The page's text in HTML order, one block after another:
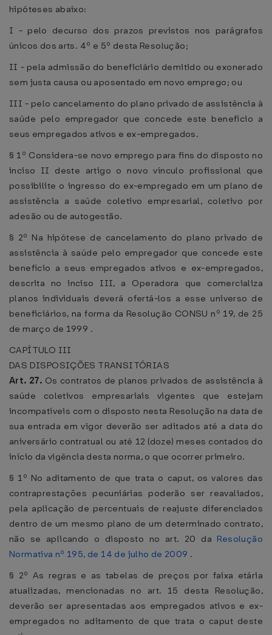
hipóteses abaixo:
I - pelo decurso dos prazos previstos nos parágrafos
únicos dos arts. 4º e 5º desta Resolução;
II - pela admissão do beneficiário demitido ou exonerado
sem justa causa ou aposentado em novo emprego; ou
III - pelo cancelamento do plano privado de assistência à
saúde pelo empregador que concede este benefício a
seus empregados ativos e ex-empregados.
§ 1º Considera-se novo emprego para fins do disposto no
inciso II deste artigo o novo vínculo profissional que
possibilite o ingresso do ex-empregado em um plano de
assistência a saúde coletivo empresarial, coletivo por
adesão ou de autogestão.
§ 2º Na hipótese de cancelamento do plano privado de
assistência à saúde pelo empregador que concede este
benefício a seus empregados ativos e ex-empregados,
descrita no inciso III, a Operadora que comercializa
planos individuais deverá ofertá-los a esse universo de
beneficiários, na forma da Resolução CONSU nº 19, de 25
de março de 1999 .
CAPÍTULO III
DAS DISPOSIÇÕES TRANSITÓRIAS
Art. 27. Os contratos de planos privados de assistência à
saúde coletivos empresariais vigentes que estejam
incompatíveis com o disposto nesta Resolução na data de
sua entrada em vigor deverão ser aditados até a data do
aniversário contratual ou até 12 (doze) meses contados do
início da vigência desta norma, o que ocorrer primeiro.
§ 1º No aditamento de que trata o caput, os valores das
contraprestações pecuniárias poderão ser reavaliados,
pela aplicação de percentuais de reajuste diferenciados
dentro de um mesmo plano de um determinado contrato,
não se aplicando o disposto no art. 20 da Resolução
Normativa nº 195, de 14 de julho de 2009 .
§ 2º As regras e as tabelas de preços por faixa etária
atualizadas, mencionadas no art. 15 desta Resolução,
deverão ser apresentadas aos empregados ativos e ex-
empregados no aditamento de que trata o caput deste